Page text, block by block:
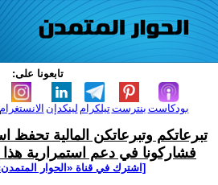
تابعونا على:
الانستغرام لينكدإن تيلكرامبنترست بودكاست
تبرعاتكم وتبرعاتكن المالية تحفظ
فشاركونا في دعم استمرارية هذا
[اشترك في قناة ‫«الحوار